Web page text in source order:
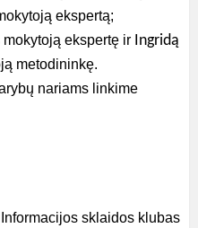
ekspertą;
mokytoją ekspertę ir Ingridą
metodininkę.
nariams linkime
Informacijos sklaidos klubas